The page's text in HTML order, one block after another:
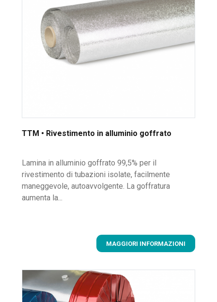
TTM • Rivestimento in alluminio goffrato
Lamina in alluminio goffrato 99,5% per il
rivestimento di tubazioni isolate, facilmente
maneggevole, autoavvolgente. La goffratura
aumenta la...
MAGGIORI INFORMAZIONI